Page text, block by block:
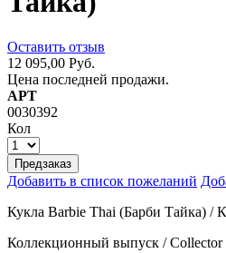
Оставить отзыв
12 095,00 Руб.
Цена последней продажи.
АРТ
0030392
Кол
Предзаказ
Добавить в список пожеланий
Кукла Barbie Thai (Барби Тайка) /
Коллекционный выпуск / Collector